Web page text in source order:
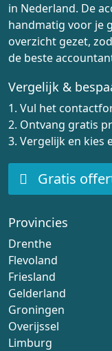
in Nederland. De
handmatig voor je
overzicht gezet,
de beste
Vergelijk &
1. Vul het
2. Ontvang gratis
3. Vergelijk en kies
Gratis
Provincies
Drenthe
Flevoland
Friesland
Gelderland
Groningen
Overijssel
Limburg